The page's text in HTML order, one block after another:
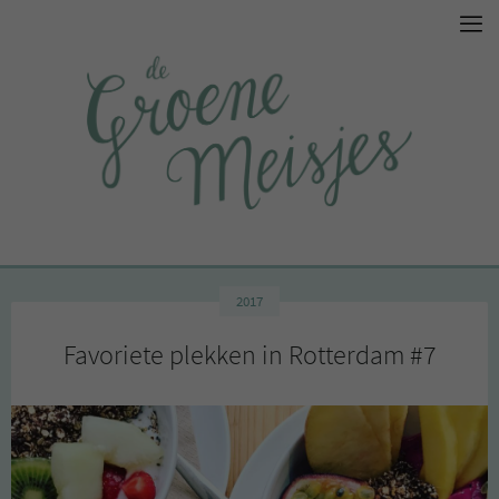
2017
Favoriete plekken in Rotterdam #7